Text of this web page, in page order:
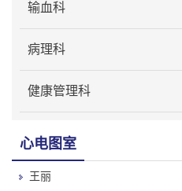
输血科
病理科
健康管理科
心电图室
王丽